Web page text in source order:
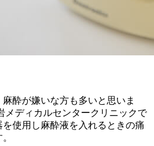
酔が嫌いな方も多いと思いま
メディカルセンタークリニックで
使用し麻酔液を入れるときの痛